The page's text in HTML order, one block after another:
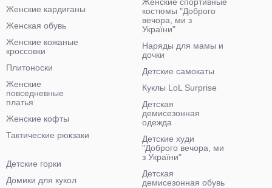
Женские кардиганы
Женская обувь
Женские кожаные
кроссовки
Плитоноски
Женские
повседневные
платья
Женские кофты
Тактические рюкзаки
костюмы "Доброго
вечора, ми з
України"
Наряды для мамы и
дочки
Детские самокаты
Куклы LoL Surprise
Детская
демисезонная
одежда
Детские худи
"Доброго вечора, ми
з України"
Детская
демисезонная обувь
Детские горки
Домики для кукол